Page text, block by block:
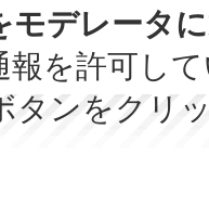
モデレータ
報を許可し
タンをクリ